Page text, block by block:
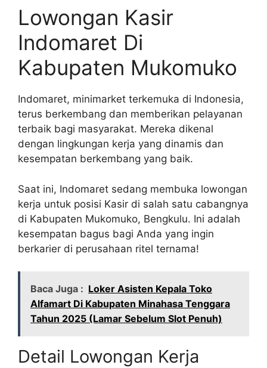
Lowongan Kasir
Indomaret Di
Kabupaten Mukomuko
Indomaret, minimarket terkemuka di Indonesia,
terus berkembang dan memberikan pelayanan
terbaik bagi masyarakat. Mereka dikenal
dengan lingkungan kerja yang dinamis dan
kesempatan berkembang yang baik.
Saat ini, Indomaret sedang membuka lowongan
kerja untuk posisi Kasir di salah satu cabangnya
di Kabupaten Mukomuko, Bengkulu. Ini adalah
kesempatan bagus bagi Anda yang ingin
berkarier di perusahaan ritel ternama!
Baca Juga : Loker Asisten Kepala Toko
Alfamart Di Kabupaten Minahasa Tenggara
Tahun 2025 (Lamar Sebelum Slot Penuh)
Detail Lowongan Kerja